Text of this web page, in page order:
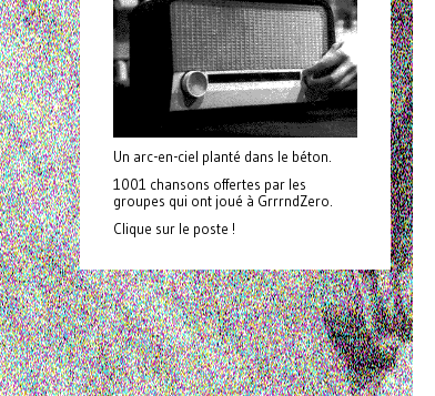
Un arc-en-ciel planté dans le béton.
1001 chansons offertes par les
groupes qui ont joué à GrrrndZero.
Clique sur le poste !